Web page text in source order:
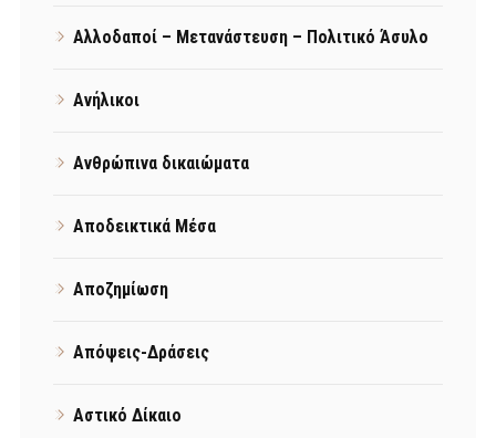
Αλλοδαποί – Μετανάστευση – Πολιτικό Άσυλο
Ανήλικοι
Ανθρώπινα δικαιώματα
Αποδεικτικά Μέσα
Αποζημίωση
Απόψεις-Δράσεις
Αστικό Δίκαιο